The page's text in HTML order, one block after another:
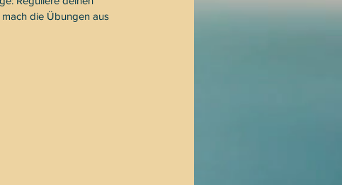
die Übungen aus